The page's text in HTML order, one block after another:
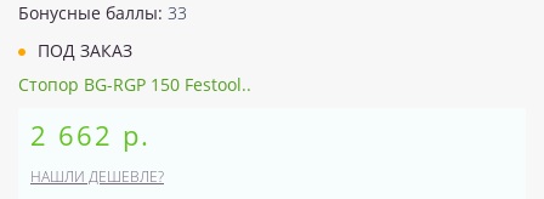
Бонусные баллы: 33
ПОД ЗАКАЗ
Стопор BG-RGP 150 Festool..
2 662 р.
НАШЛИ ДЕШЕВЛЕ?